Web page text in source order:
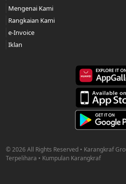
© 2026 All Rights Reserved • Karangkraf
Terpelihara • Kumpulan Karangkraf